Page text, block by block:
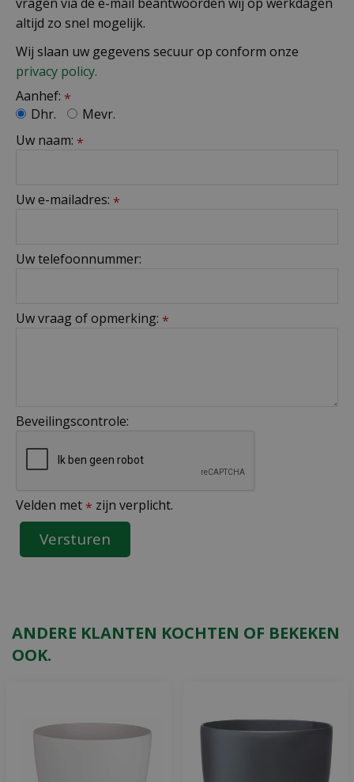
altijd zo snel mogelijk.
Wij slaan uw gegevens secuur op conform onze
privacy policy.
Aanhef: *
Dhr.
Mevr.
Uw naam: *
Uw e-mailadres: *
Uw telefoonnummer:
Uw vraag of opmerking: *
Beveilingscontrole:
Velden met * zijn verplicht.
ANDERE KLANTEN KOCHTEN OF BEKEKEN
OOK.